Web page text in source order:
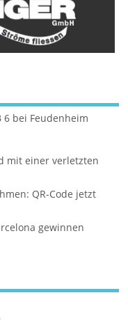
6 bei Feudenheim
mit einer verletzten
QR-Code jetzt
gewinnen